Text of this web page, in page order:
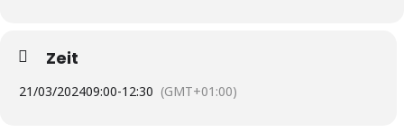
Zeit
21/03/202409:00-12:30 (GMT+01:00)